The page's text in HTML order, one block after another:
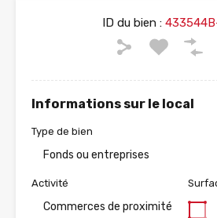
ID du bien :
Informations sur le local
Type de bien
Fonds ou entreprises
Activité
Commerces de proximité